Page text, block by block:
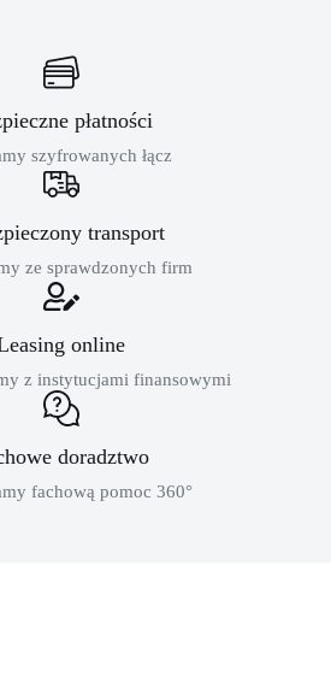
płatności
szyfrowanych łącz
transport
ze sprawdzonych firm
online
z instytucjami finansowymi
doradztwo
fachową pomoc 360°